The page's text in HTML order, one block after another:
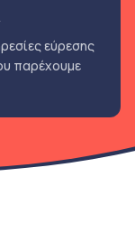
εύρεσης
παρέχουμε